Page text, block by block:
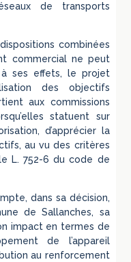
de transports
combinées
commercial ne peut
ses effets, le projet
des objectifs
aux commissions
statuent sur
d’apprécier la
au vu des critères
L. 752-6 du code de
dans sa décision,
de Sallanches, sa
impact en termes de
de l’appareil
au renforcement